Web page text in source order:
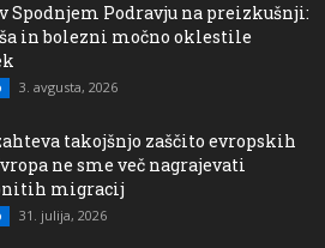
Spodnjem Podravju na preizkušnji:
in bolezni močno oklestile
3. avgusta, 2026
takojšnjo zaščito evropskih
ne sme več nagrajevati
migracij
31. julija, 2026